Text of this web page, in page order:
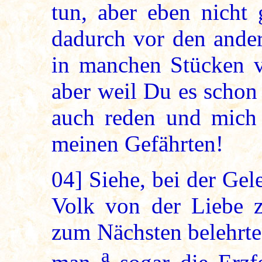
tun, aber eben
dadurch vor den
in manchen Stücken
aber weil Du es
auch reden und
meinen Gefährten!
04] Siehe, bei der
Volk von der Liebe
zum Nächsten
a